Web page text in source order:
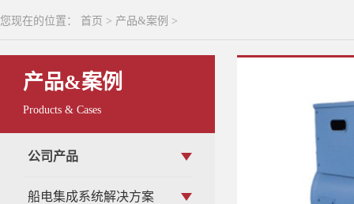
产品&案例
Products & Cases
公司产品
船电集成系统解决方案
您现在的位置： 首页 > 产品&案例 >